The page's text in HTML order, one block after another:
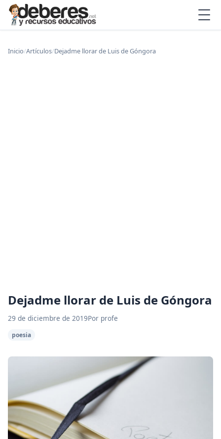
Inicio/Artículos/Dejadme llorar de Luis de Góngora
Dejadme llorar de Luis de Góngora
29 de diciembre de 2019Por profe
poesia